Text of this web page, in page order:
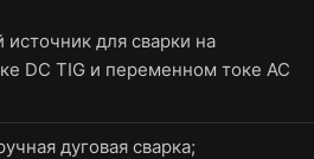
источник для сварки на
DC TIG и переменном токе AC
дуговая сварка;